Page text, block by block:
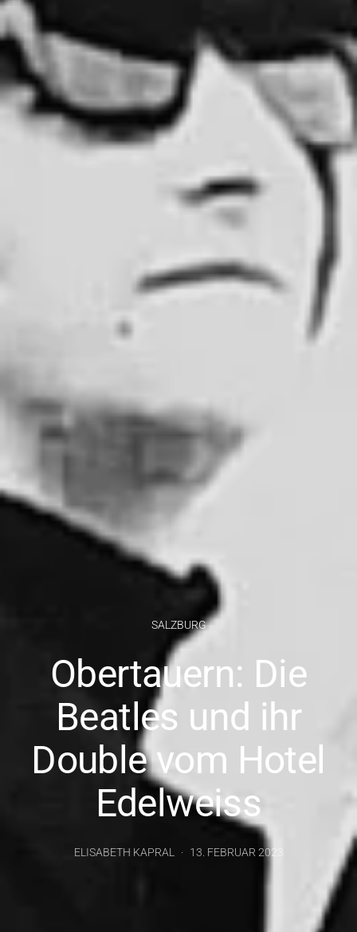
SALZBURG
Obertauern: Die
Beatles und ihr
Double vom Hotel
Edelweiss
ELISABETH KAPRAL 13. FEBRUAR 2023